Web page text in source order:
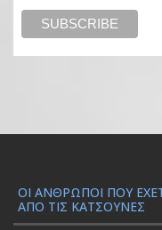
ΟΙ ΆΝΘΡΩΠΟΙ ΠΟΥ
ΑΠΌ ΤΙΣ ΚΑΤΣΟΎΝΕΣ